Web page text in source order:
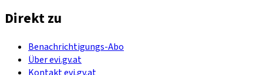
Direkt zu
Benachrichtigungs-Abo
Über evi.gv.at